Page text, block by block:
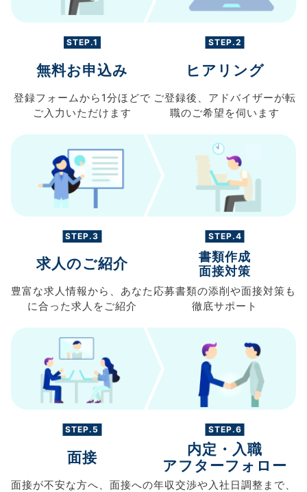
STEP.1
無料お申込み
登録フォームから 1分ほどで
ご入力 いただけます
STEP.2
ヒアリング
ご登録後、 アドバイザーが転
職のご希望を伺います
STEP.3
求人のご紹介
豊富な求人情報から、 あなた
に合った求人を ご紹介
STEP.4
書類作成
面接対策
応募書類の添削や面接対策も
徹底サポート
STEP.5
面接
面接が不安な方へ、 面接への
STEP.6
内定・入職
アフターフォロー
年収交渉や入社日調整まで、